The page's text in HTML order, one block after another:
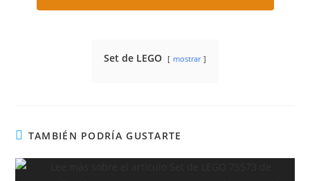
Set de LEGO mostrar
TAMBIÉN PODRÍA GUSTARTE